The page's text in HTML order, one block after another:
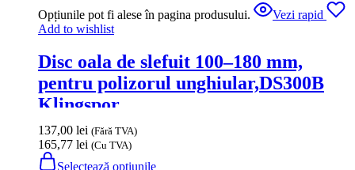
Opțiunile pot fi alese în pagina produsului.
Vezi rapid
Add to wishlist
Disc oala de slefuit 100–180 mm,
pentru polizorul unghiular,DS300B
Klingspor
137,00 lei (Fără TVA)
165,77 lei (Cu TVA)
Selectează opțiunile